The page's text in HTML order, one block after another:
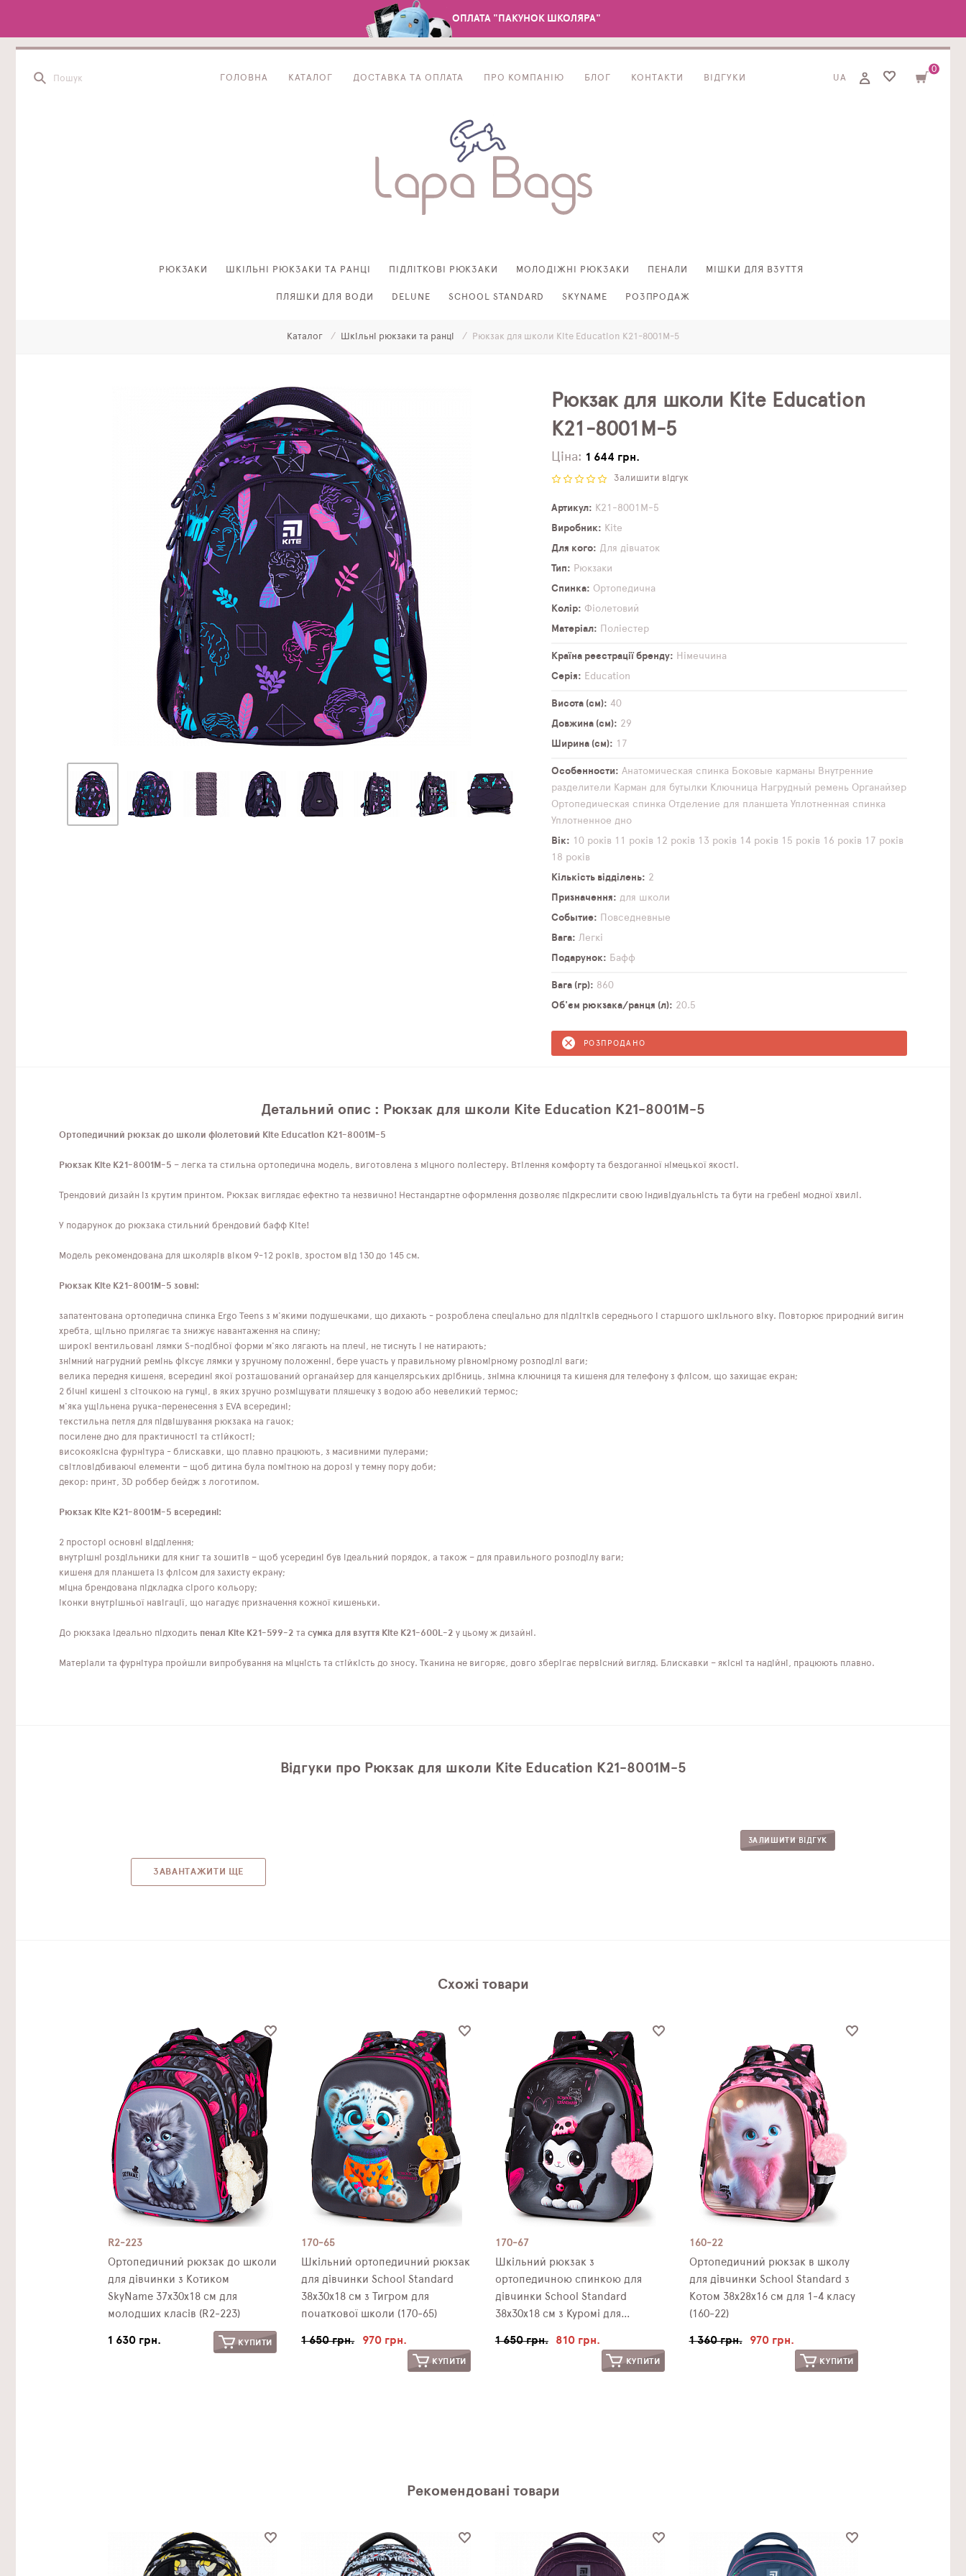
ОПЛАТА "ПАКУНОК ШКОЛЯРА"
ГОЛОВНА КАТАЛОГ ДОСТАВКА ТА ОПЛАТА ПРО КОМПАНІЮ БЛОГ КОНТАКТИ ВІДГУКИ UA
0
РЮКЗАКИ ШКІЛЬНІ РЮКЗАКИ ТА РАНЦІ ПІДЛІТКОВІ РЮКЗАКИ МОЛОДІЖНІ РЮКЗАКИ ПЕНАЛИ МІШКИ ДЛЯ ВЗУТТЯ
ПЛЯШКИ ДЛЯ ВОДИ DELUNE SCHOOL STANDARD SKYNAME РОЗПРОДАЖ
Каталог Шкільні рюкзаки та ранці Рюкзак для школи Kite Education K21-8001M-5
Рюкзак для школи Kite Education
K21-8001M-5
Ціна: 1 644 грн.
Залишити відгук
Артикул
K21-8001M-5
Виробник
Kite
Для кого
Для дівчаток
Тип
Рюкзаки
Спинка
Ортопедична
Колір
Фіолетовий
Матеріал
Поліестер
Країна реєстрації бренду
Німеччина
Серія
Education
Висота (см)
40
Довжина (см)
29
Ширина (см)
17
Особенности Анатомическая спинка Боковые карманы Внутренние
разделители Карман для бутылки Ключница Нагрудный ремень Органайзер
Ортопедическая спинка Отделение для планшета Уплотненная спинка
Уплотненное дно
Вік
10 років 11 років 12 років 13 років 14 років 15 років 16 років 17 років
18 років
Кількість відділень
2
Призначення
для школи
Событие
Повседневные
Вага
Легкі
Подарунок
Бафф
Вага (гр)
860
Об'єм рюкзака/ранця (л)
20,5
РОЗПРОДАНО
Детальний опис : Рюкзак для школи Kite Education K21-8001M-5
Ортопедичний рюкзак до школи фіолетовий Kite Education K21-8001M-5
Рюкзак Kite K21-8001M-5 – легка та стильна ортопедична модель, виготовлена ​​з міцного поліестеру. Втілення комфорту та бездоганної німецької якості.
Трендовий дизайн із крутим принтом. Рюкзак виглядає ефектно та незвично! Нестандартне оформлення дозволяє підкреслити свою індивідуальність та бути на гребені модної хвилі.
У подарунок до рюкзака стильний брендовий бафф Kite!
Модель рекомендована для школярів віком 9-12 років, зростом від 130 до 145 см.
Рюкзак Kite K21-8001M-5 зовні:
запатентована ортопедична спинка Ergo Teens з м'якими подушечками, що дихають - розроблена спеціально для підлітків середнього і старшого шкільного віку. Повторює природний вигин
хребта, щільно прилягає та знижує навантаження на спину;
широкі вентильовані лямки S-подібної форми м'яко лягають на плечі, не тиснуть і не натирають;
знімний нагрудний ремінь фіксує лямки у зручному положенні, бере участь у правильному рівномірному розподілі ваги;
велика передня кишеня, всередині якої розташований органайзер для канцелярських дрібниць, знімна ключниця та кишеня для телефону з флісом, що захищає екран;
2 бічні кишені з сіточкою на гумці, в яких зручно розміщувати пляшечку з водою або невеликий термос;
м'яка ущільнена ручка-перенесення з EVA всередині;
текстильна петля для підвішування рюкзака на гачок;
посилене дно для практичності та стійкості;
високоякісна фурнітура - блискавки, що плавно працюють, з масивними пулерами;
світловідбиваючі елементи – щоб дитина була помітною на дорозі у темну пору доби;
декор: принт, 3D роббер бейдж з логотипом.
Рюкзак Kite K21-8001M-5 всередині:
2 просторі основні відділення;
внутрішні роздільники для книг та зошитів – щоб усередині був ідеальний порядок, а також – для правильного розподілу ваги;
кишеня для планшета із флісом для захисту екрану;
міцна брендована підкладка сірого кольору;
іконки внутрішньої навігації, що нагадує призначення кожної кишеньки.
До рюкзака ідеально підходить пенал Kite K21-599-2 та сумка для взуття Kite K21-600L-2 у цьому ж дизайні.
Матеріали та фурнітура пройшли випробування на міцність та стійкість до зносу. Тканина не вигоряє, довго зберігає первісний вигляд. Блискавки – якісні та надійні, працюють плавно.
Відгуки про Рюкзак для школи Kite Education K21-8001M-5
ЗАЛИШИТИ ВІДГУК
ЗАВАНТАЖИТИ ЩЕ
Схожі товари
R2-223
Ортопедичний рюкзак до школи
для дівчинки з Котиком
SkyName 37х30х18 см для
молодших класів (R2-223)
1 630 грн. КУПИТИ
170-65
Шкільний ортопедичний рюкзак
для дівчинки School Standard
38х30х18 см з Тигром для
початкової школи (170-65)
1 650 грн. 970 грн.
КУПИТИ
170-67
Шкільний рюкзак з
ортопедичною спинкою для
дівчинки School Standard
38х30х18 см з Куромі для
1 650 грн. 810 грн.
КУПИТИ
160-22
Ортопедичний рюкзак в школу
для дівчинки School Standard з
Котом 38х28х16 см для 1-4 класу
(160-22)
1 360 грн. 970 грн.
КУПИТИ
Рекомендовані товари